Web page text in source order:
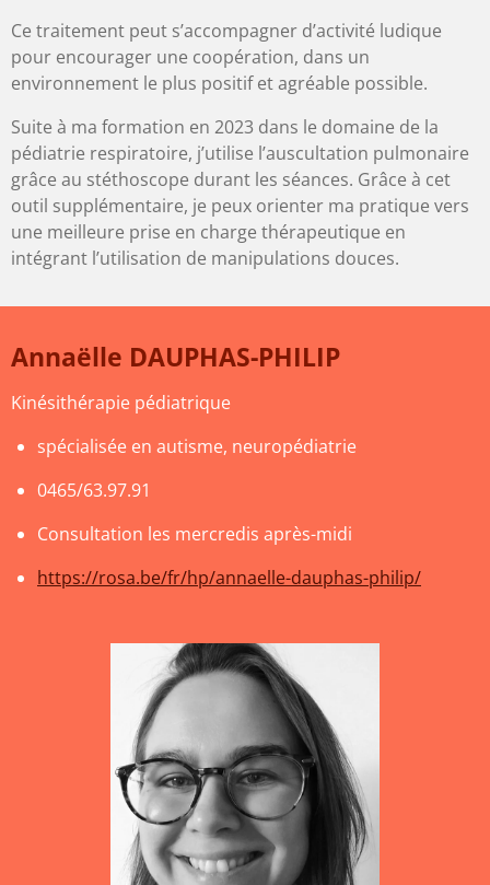
Ce traitement peut s’accompagner d’activité ludique
pour encourager une coopération, dans un
environnement le plus positif et agréable possible.
Suite à ma formation en 2023 dans le domaine de la
pédiatrie respiratoire, j’utilise l’auscultation pulmonaire
grâce au stéthoscope durant les séances. Grâce à cet
outil supplémentaire, je peux orienter ma pratique vers
une meilleure prise en charge thérapeutique en
intégrant l’utilisation de manipulations douces.
Annaëlle DAUPHAS-PHILIP
Kinésithérapie pédiatrique
spécialisée en autisme, neuropédiatrie
0465/63.97.91
Consultation les mercredis après-midi
https://rosa.be/fr/hp/annaelle-dauphas-philip/